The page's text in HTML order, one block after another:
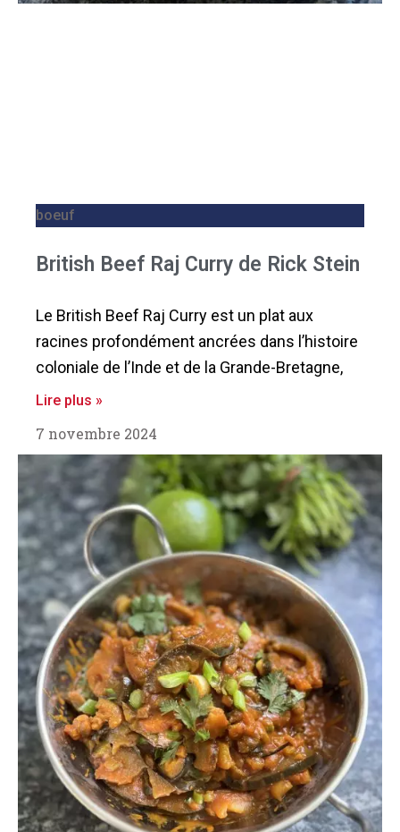
boeuf
British Beef Raj Curry de Rick Stein
Le British Beef Raj Curry est un plat aux
racines profondément ancrées dans l’histoire
coloniale de l’Inde et de la Grande-Bretagne,
Lire plus »
7 novembre 2024